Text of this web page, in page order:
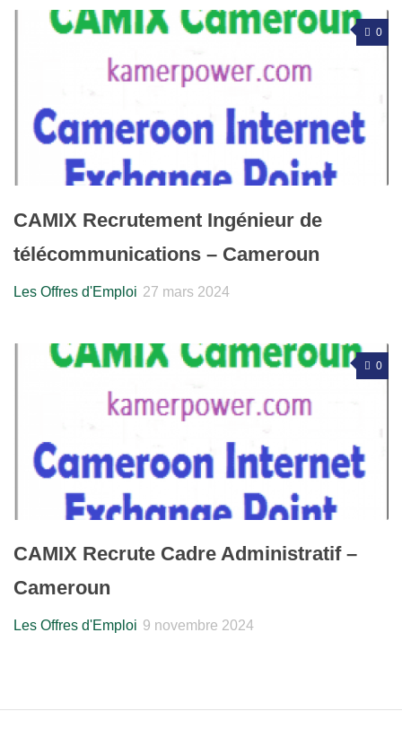
0
CAMIX Recrutement Ingénieur de
télécommunications – Cameroun
Les Offres d'Emploi 27 mars 2024
0
CAMIX Recrute Cadre Administratif –
Cameroun
Les Offres d'Emploi 9 novembre 2024